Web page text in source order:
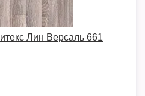
Лин Версаль 661